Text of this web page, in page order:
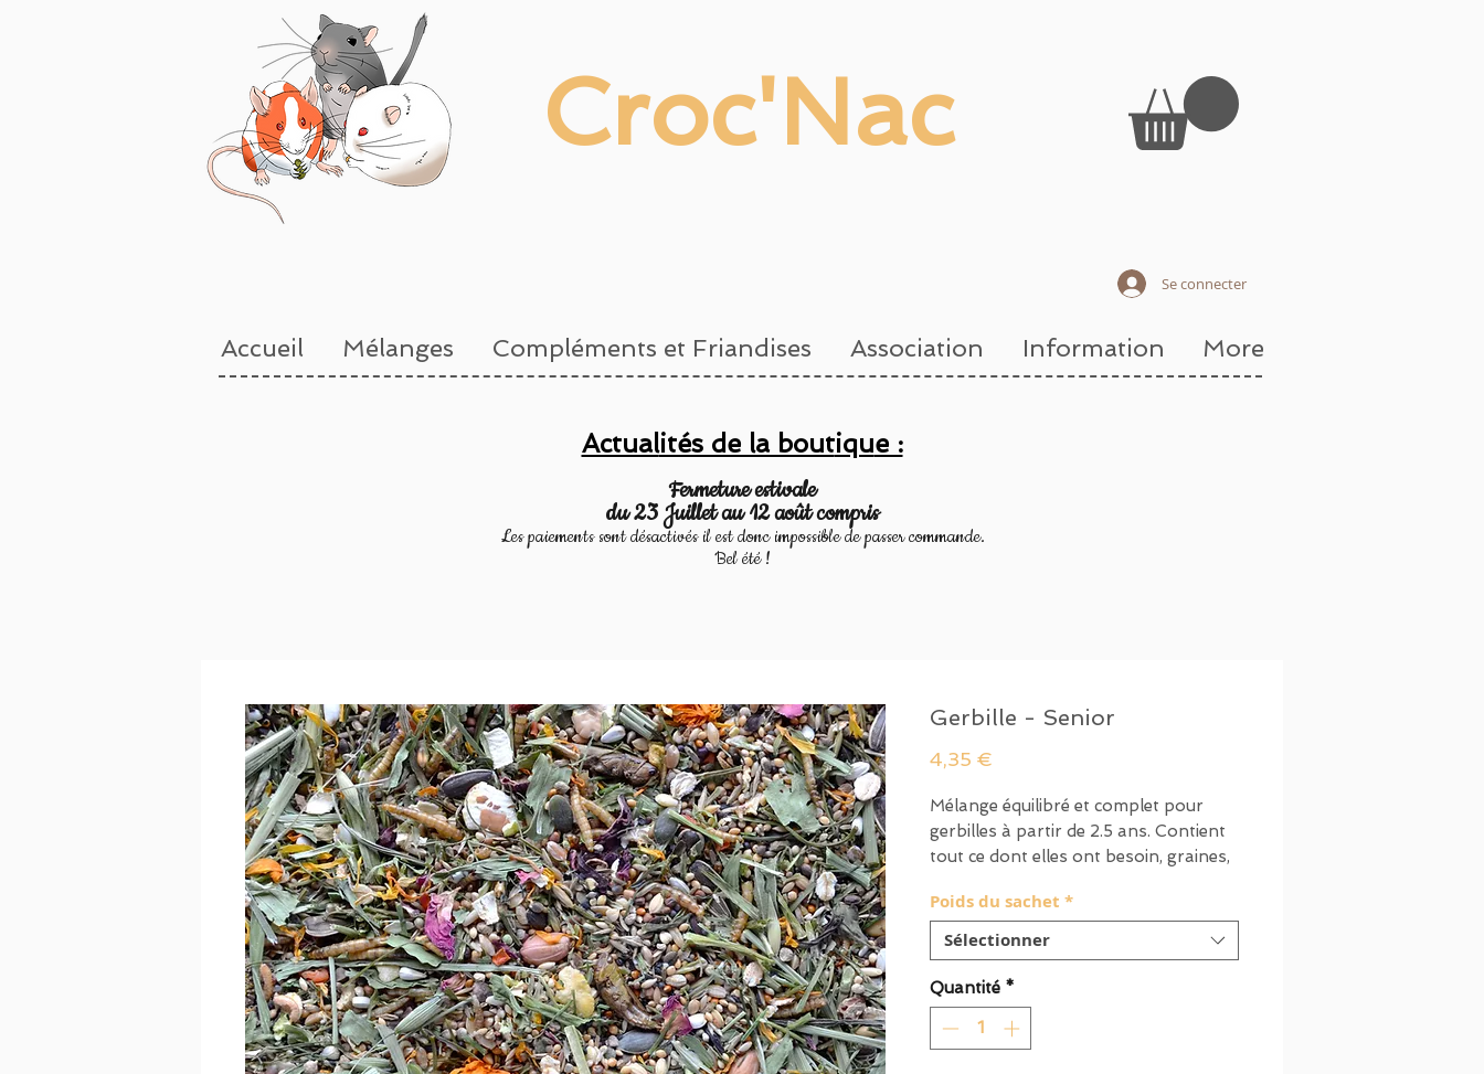
Croc'Nac
Se connecter
Accueil Mélanges Compléments et Friandises Association Information More
Actualités de la boutique :
Fermeture estivale
du 23 Juillet au 12 août compris
Les paiements sont désactivés il est donc impossible de passer commande.
Bel été !
Gerbille - Senior
4,35 €
Mélange équilibré et complet pour
gerbilles à partir de 2.5 ans. Contient
tout ce dont elles ont besoin, graines,
Recette allemande, testée et
approuvée !
Poids du sachet *
Sélectionner
Quantité *